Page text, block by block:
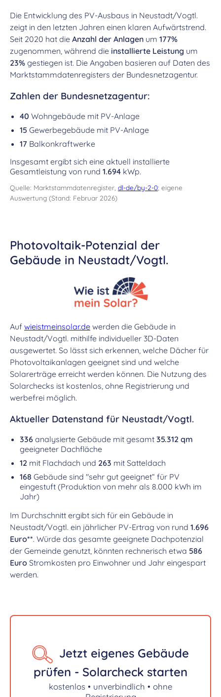
Die Entwicklung des PV-Ausbaus in Neustadt/Vogtl.
zeigt in den letzten Jahren einen klaren Aufwärtstrend.
Seit 2020 hat die Anzahl der Anlagen um 177%
zugenommen, während die installierte Leistung um
23% gestiegen ist. Die Angaben basieren auf Daten des
Marktstammdatenregisters der Bundesnetzagentur.
Zahlen der Bundesnetzagentur:
40 Wohngebäude mit PV-Anlage
15 Gewerbegebäude mit PV-Anlage
17 Balkonkraftwerke
Insgesamt ergibt sich eine aktuell installierte
Gesamtleistung von rund 1.694 kWp.
Quelle: Marktstammdatenregister, dl-de/by-2-0; eigene
Auswertung (Stand: Februar 2026)
Photovoltaik-Potenzial der
Gebäude in Neustadt/Vogtl.
Auf wieistmeinsolar.de werden die Gebäude in
Neustadt/Vogtl. mithilfe individueller 3D-Daten
ausgewertet. So lässt sich erkennen, welche Dächer für
Photovoltaikanlagen geeignet sind und welche
Solarerträge erreicht werden können. Die Nutzung des
Solarchecks ist kostenlos, ohne Registrierung und
werbefrei möglich.
Aktueller Datenstand für Neustadt/Vogtl.
336 analysierte Gebäude mit gesamt 35.312 qm
geeigneter Dachfläche
12 mit Flachdach und 263 mit Satteldach
168 Gebäude sind "sehr gut geeignet“ für PV
eingestuft (Produktion von mehr als 8.000 kWh im
Jahr)
Im Durchschnitt ergibt sich für ein Gebäude in
Neustadt/Vogtl. ein jährlicher PV-Ertrag von rund 1.696
Euro**. Würde das gesamte geeignete Dachpotenzial
der Gemeinde genutzt, könnten rechnerisch etwa 586
Euro Stromkosten pro Einwohner und Jahr eingespart
werden.
Jetzt eigenes Gebäude
prüfen - Solarcheck starten
kostenlos • unverbindlich • ohne